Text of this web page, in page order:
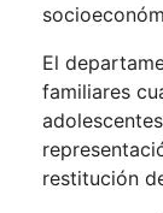
El
familiares
restitución